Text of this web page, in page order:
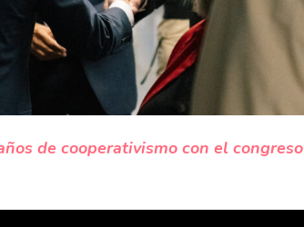
de cooperativismo con el congreso